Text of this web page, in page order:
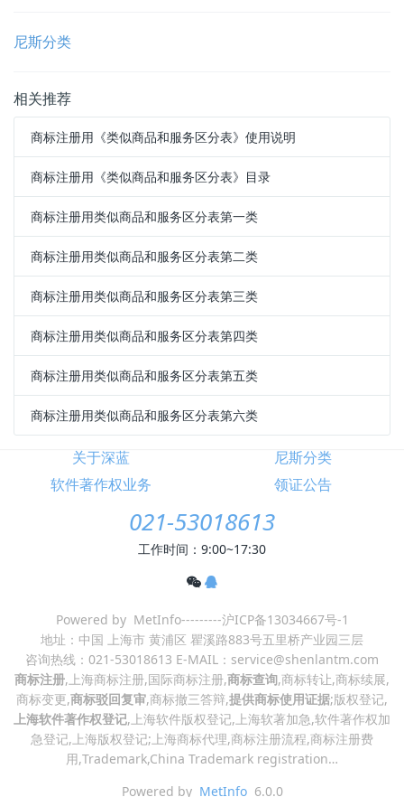
尼斯分类
相关推荐
商标注册用《类似商品和服务区分表》使用说明
商标注册用《类似商品和服务区分表》目录
商标注册用类似商品和服务区分表第一类
商标注册用类似商品和服务区分表第二类
商标注册用类似商品和服务区分表第三类
商标注册用类似商品和服务区分表第四类
商标注册用类似商品和服务区分表第五类
商标注册用类似商品和服务区分表第六类
关于深蓝
尼斯分类
软件著作权业务
领证公告
021-53018613
工作时间：9:00~17:30
Powered by MetInfo---------沪ICP备13034667号-1
地址：中国 上海市 黄浦区 瞿溪路883号五里桥产业园三层
咨询热线：021-53018613 E-MAIL：service@shenlantm.com
商标注册,上海商标注册,国际商标注册,商标查询,商标转让,商标续展,
商标变更,商标驳回复审,商标撤三答辩,提供商标使用证据;版权登记,
上海软件著作权登记,上海软件版权登记,上海软著加急,软件著作权加
急登记,上海版权登记;上海商标代理,商标注册流程,商标注册费
用,Trademark,China Trademark registration…
Powered by MetInfo6.0.0